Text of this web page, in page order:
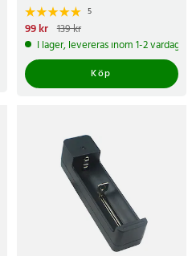
5
Nuvarande pris
pris:139 kr
99 kr 139 kr
I lager, levereras inom 1-2 vardagar
Köp